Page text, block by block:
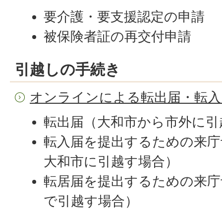
要介護・要支援認定の申請
被保険者証の再交付申請
引越しの手続き
オンラインによる転出届・転
転出届（大和市から市外に
転入届を提出するための来
大和市に引越す場合）
転居届を提出するための来
で引越す場合）